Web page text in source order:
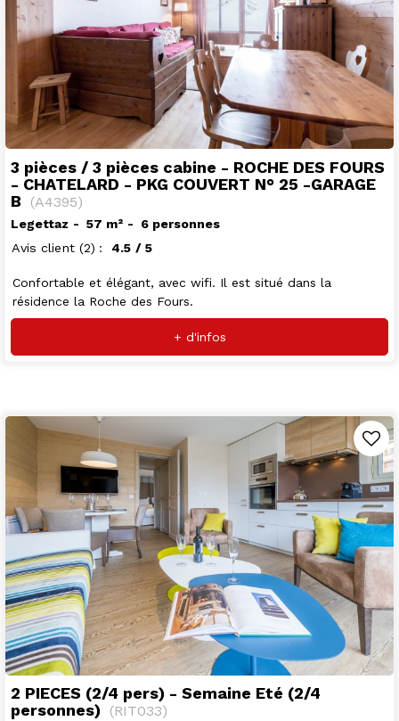
3 pièces / 3 pièces cabine - ROCHE DES FOURS
- CHATELARD - PKG COUVERT N° 25 -GARAGE
B
(A4395)
Legettaz 57 m²
6 personnes
Avis client (2) 4.5 / 5
Confortable et élégant, avec wifi. Il est situé dans la
résidence la Roche des Fours.
+ d'infos
2 PIECES (2/4 pers) - Semaine Eté (2/4
personnes)
(RIT033)